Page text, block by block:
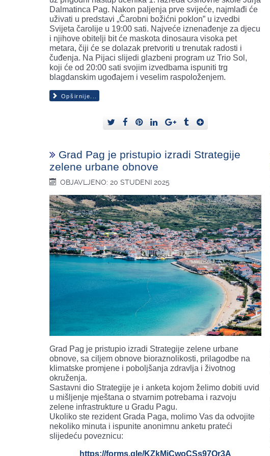
Dalmatinca Pag. Nakon paljenja prve svijeće, najmlađi će
uživati u predstavi „Čarobni božićni poklon” u izvedbi
Svijeta čarolije u 19:00 sati. Najveće iznenađenje za djecu
i njihove obitelji bit će maskota dinosaura visoka pet
metara, čiji će se dolazak pretvoriti u trenutak radosti i
čuđenja. Na Pijaci slijedi glazbeni program uz Trio Sol,
koji će od 20:00 sati svojim izvedbama ispuniti trg
blagdanskim ugođajem i veselim raspoloženjem.
Opširnije...
Grad Pag je pristupio izradi Strategije
zelene urbane obnove
OBJAVLJENO: 20 STUDENI 2025
Grad Pag je pristupio izradi Strategije zelene urbane
obnove, sa ciljem obnove bioraznolikosti, prilagodbe na
klimatske promjene i poboljšanja zdravlja i životnog
okruženja.
Sastavni dio Strategije je i anketa kojom želimo dobiti uvid
u mišljenje mještana o stvarnim potrebama i razvoju
zelene infrastrukture u Gradu Pagu.
Ukoliko ste rezident Grada Paga, molimo Vas da odvojite
nekoliko minuta i ispunite anonimnu anketu prateći
slijedeću poveznicu:
https://forms.gle/KZkMiCwoCSs97Qr3A